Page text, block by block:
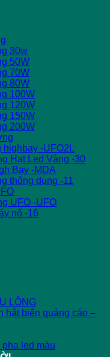
30w
50W
70W
80W
100W
120W
150W
200W
-UFO2L
Hạt Led Vàng -30
Bay -MDA
thông dụng -11
UFO -UFO
nổ -16
LÔNG
hắt biển quảng cáo –
led màu